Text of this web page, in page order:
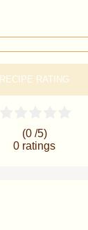
RECIPE RATING
(0 /5)
0 ratings